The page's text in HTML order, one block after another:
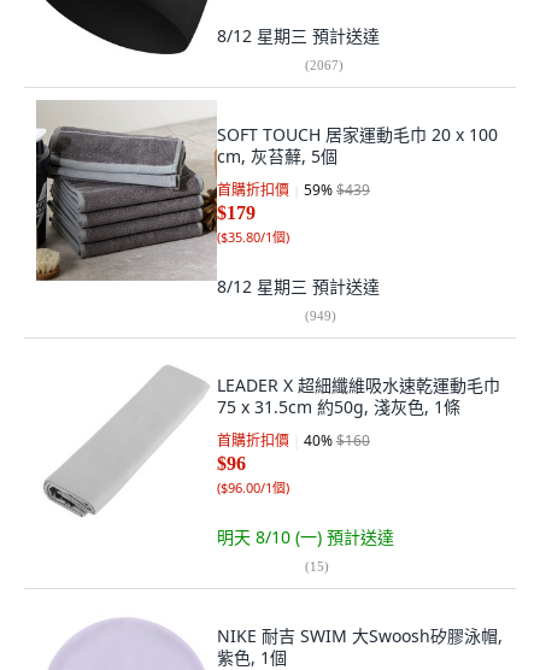
8/12 星期三 預計送達
(2067)
SOFT TOUCH 居家運動毛巾 20 x 100
cm, 灰苔蘚, 5個
首購折扣價 59%$439
$179
($35.80/1個)
8/12 星期三 預計送達
(949)
LEADER X 超細纖維吸水速乾運動毛巾
75 x 31.5cm 約50g, 淺灰色, 1條
首購折扣價 40%$160
$96
($96.00/1個)
明天 8/10 (一) 預計送達
(15)
NIKE 耐吉 SWIM 大Swoosh矽膠泳帽,
紫色, 1個